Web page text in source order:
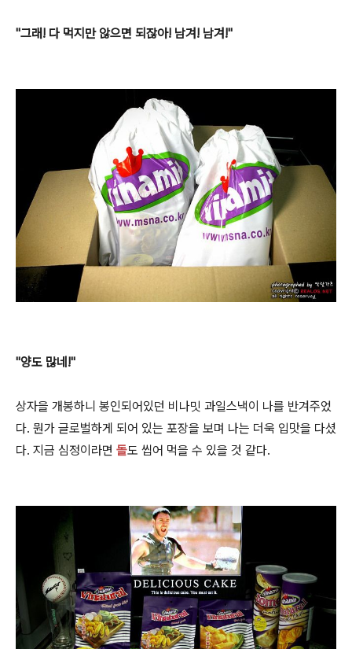
"그래! 다 먹지만 않으면 되잖아! 남겨! 남겨!"
"양도 많네!"
상자을 개봉하니 봉인되어있던 비나밋 과일스낵이 나를 반겨주었
다. 뭔가 글로벌하게 되어 있는 포장을 보며 나는 더욱 입맛을 다셨
다. 지금 심정이라면 돌도 씹어 먹을 수 있을 것 같다.